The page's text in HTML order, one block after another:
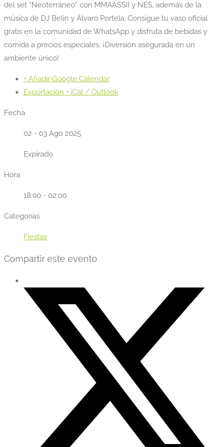
del set “Neoterráneo” con MMAASSII y NES, además de la
música de DJ Belin y Álvaro Portela. Consigue tu vaso oficial
gratis en la comunidad de WhatsApp y disfruta de bebidas y
comida a precios especiales. ¡Diversión asegurada en un
ambiente único!
+ Añadir Google Calendar
Exportación + iCal / Outlook
Fecha
02 - 03 Ago 2025
Expirado
Hora
18:00 - 02:00
Categorías
Fiestas
Compartir este evento